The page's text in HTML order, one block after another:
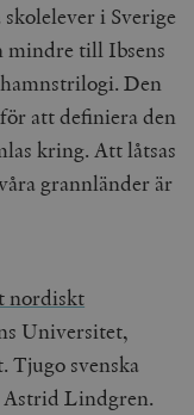
i Sverige
mindre till Ibsens
Den
att definiera den
kring. Att låtsas
grannländer är
nordiskt
Universitet,
Tjugo svenska
Astrid Lindgren.